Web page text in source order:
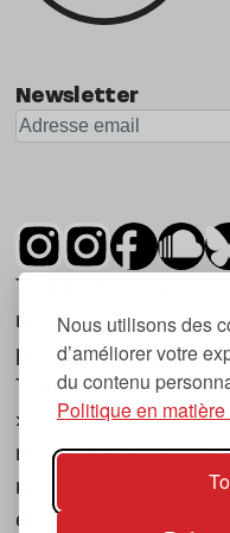
Nous utilisons des
d’améliorer votre
du contenu
Politique en
Newsletter
Tsugi est un
musique et les
première parution
Tsugi en japonais
», ce qui correspond
magazine, à l’affût
musicales, qu’elles
électronique, du